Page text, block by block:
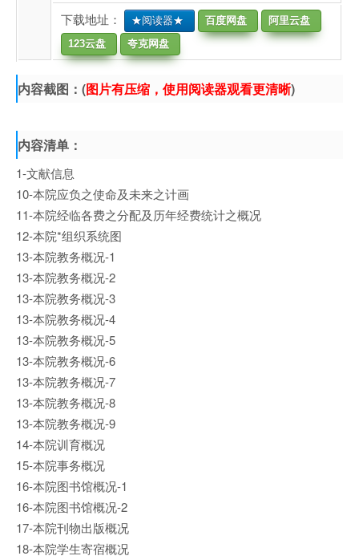
下载地址：
★阅读器★ 百度网盘
阿里云盘
123云盘
夸克网盘
内容截图：(图片有压缩，使用阅读器观看更清晰)
内容清单：
1-文献信息
10-本院应负之使命及未来之计画
11-本院经临各费之分配及历年经费统计之概况
12-本院*组织系统图
13-本院教务概况-1
13-本院教务概况-2
13-本院教务概况-3
13-本院教务概况-4
13-本院教务概况-5
13-本院教务概况-6
13-本院教务概况-7
13-本院教务概况-8
13-本院教务概况-9
14-本院训育概况
15-本院事务概况
16-本院图书馆概况-1
16-本院图书馆概况-2
17-本院刊物出版概况
18-本院学生寄宿概况